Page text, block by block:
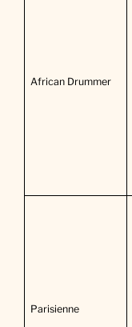
African Drummer
Parisienne